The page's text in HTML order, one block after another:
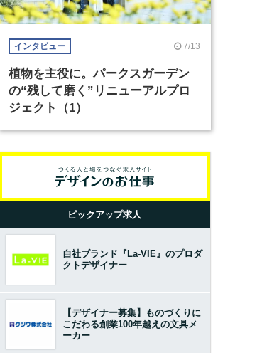
インタビュー 7/13
植物を主役に。パークスガーデン
の“残して磨く”リニューアルプロ
ジェクト（1）
ピックアップ求人
自社ブランド『La-VIE』のプロダ
クトデザイナー
【デザイナー募集】ものづくりに
こだわる創業100年越えの文具メ
ーカー